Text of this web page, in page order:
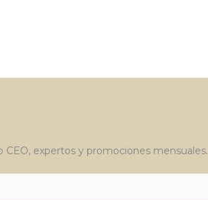
CEO, expertos y promociones mensuales.